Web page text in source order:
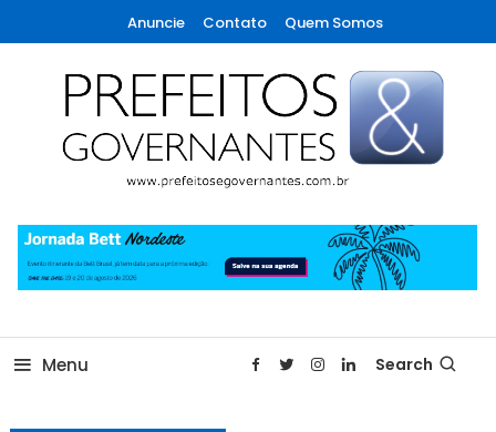
To
Content
Anuncie Contato Quem Somos
Prefeitos & Governantes
Menu Search